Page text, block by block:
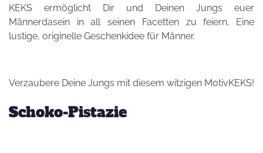
KEKS ermöglicht Dir und Deinen Jungs euer
Männerdasein in all seinen Facetten zu feiern. Eine
lustige, originelle Geschenkidee für Männer.
Verzaubere Deine Jungs mit diesem witzigen MotivKEKS!
Schoko-Pistazie